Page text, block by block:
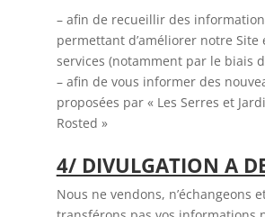
– afin de recueillir des
permettant d’améliorer notre Site
services (notamment par le biais
– afin de vous informer des
proposées par « Les Serres et
Rosted »
4/ DIVULGATION A
Nous ne vendons, n’échangeons